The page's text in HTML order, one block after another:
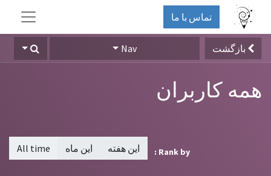
تماس با ما
بازگشت Nav
همه کاربران
Rank by : این هفته این ماه All time